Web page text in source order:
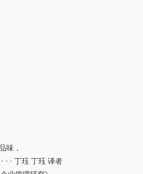
味，
· · 丁珏 丁珏 译者